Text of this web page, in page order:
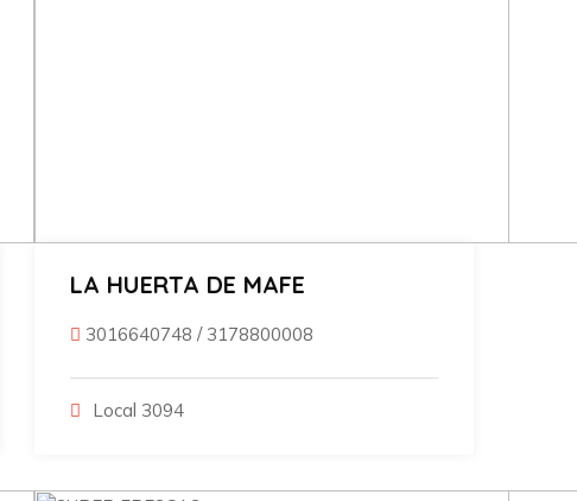
LA HUERTA DE MAFE
3016640748 / 3178800008
Local 3094